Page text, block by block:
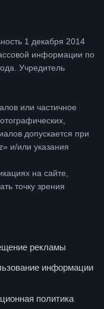
1 декабря 2014
информации по
Учредитель
или частичное
допускается при
и/или указания
на сайте,
точку зрения
рекламы
информации
политика